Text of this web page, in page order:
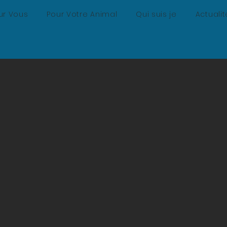
Vous Pour Votre Animal Qui suis je